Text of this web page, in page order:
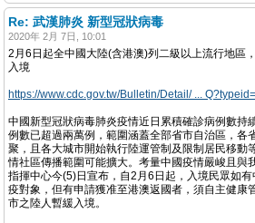
Re: 武漢肺炎 新型冠狀病毒
2020年 2月 7日, 10:01
2月6日起全中國大陸(含港澳)列二級以上流行地區
入境
https://www.cdc.gov.tw/Bulletin/Detail/ ...
中國新型冠狀病毒肺炎疫情近日累積確診病例數持
例數已超過兩萬例，範圍涵蓋全部省市自治區，各
聚，且各大城市開始執行陸運管制及限制居民移動
情社區傳播範圍可能擴大。考量中國疫情嚴峻且與
指揮中心今(5)日宣布，自2月6日起，入境民眾如
疫對象，但有申請獲准至港澳返國者，須自主健康
市之陸人暫緩入境。